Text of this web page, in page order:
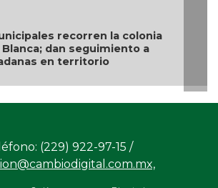
(229) 922-97-15 /